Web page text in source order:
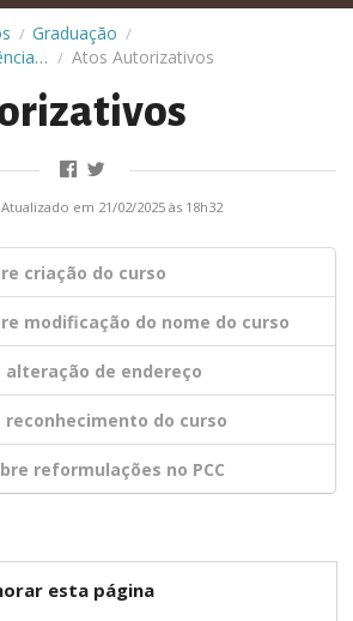
/ Graduação /
Interdisciplinar em Ciências Naturais / Atos Autorizativos
em 21/02/2025 às 18h32
criação do curso
modificação do nome do curso
de endereço
do curso
reformulações no PCC
esta página